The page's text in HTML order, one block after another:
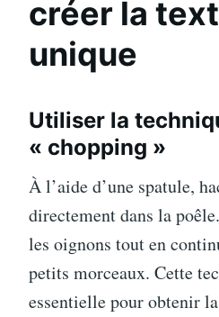
créer la
unique
Utiliser la
« chopping »
À l’aide d’une spatule,
directement dans la
les oignons tout en
petits morceaux. Cette
essentielle pour obtenir